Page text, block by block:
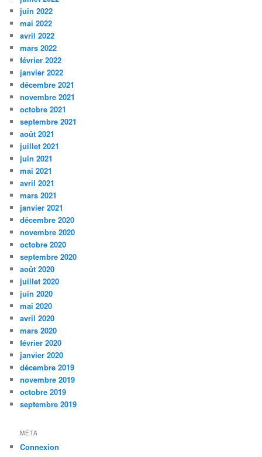
juin 2022
mai 2022
avril 2022
mars 2022
février 2022
janvier 2022
décembre 2021
novembre 2021
octobre 2021
septembre 2021
août 2021
juillet 2021
juin 2021
mai 2021
avril 2021
mars 2021
janvier 2021
décembre 2020
novembre 2020
octobre 2020
septembre 2020
août 2020
juillet 2020
juin 2020
mai 2020
avril 2020
mars 2020
février 2020
janvier 2020
décembre 2019
novembre 2019
octobre 2019
septembre 2019
MÉTA
Connexion